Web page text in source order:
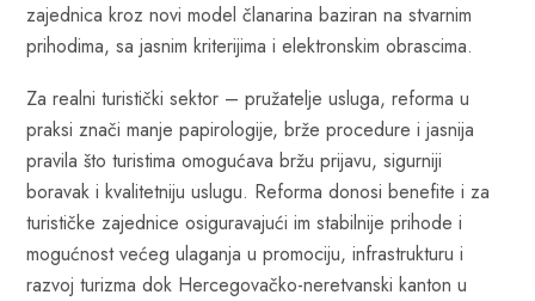
zajednica kroz novi model članarina baziran na stvarnim
prihodima, sa jasnim kriterijima i elektronskim obrascima.
Za realni turistički sektor – pružatelje usluga, reforma u
praksi znači manje papirologije, brže procedure i jasnija
pravila što turistima omogućava bržu prijavu, sigurniji
boravak i kvalitetniju uslugu. Reforma donosi benefite i za
turističke zajednice osiguravajući im stabilnije prihode i
mogućnost većeg ulaganja u promociju, infrastrukturu i
razvoj turizma dok Hercegovačko-neretvanski kanton u